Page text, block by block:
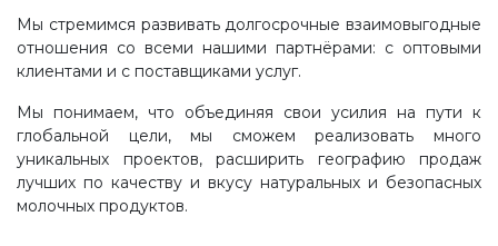
Мы стремимся развивать долгосрочные взаимовыгодные
отношения со всеми нашими партнёрами: с оптовыми
клиентами и с поставщиками услуг.
Мы понимаем, что объединяя свои усилия на пути к
глобальной цели, мы сможем реализовать много
уникальных проектов, расширить географию продаж
лучших по качеству и вкусу натуральных и безопасных
молочных продуктов.